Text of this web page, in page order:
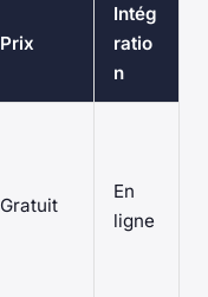
Prix
Intég
ratio
n
Gratuit
En
ligne